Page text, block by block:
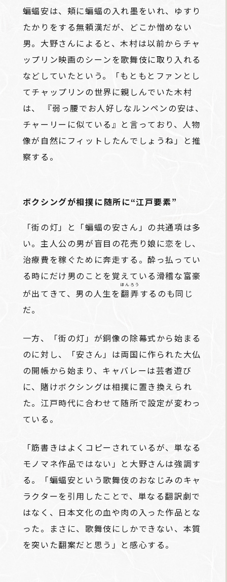
蝙蝠安は、頬に蝙蝠の入れ墨をいれ、ゆすり
たかりをする無頼漢だが、どこか憎めない
男。大野さんによると、木村は以前からチャ
ップリン映画のシーンを歌舞伎に取り入れる
などしていたという。「もともとファンとし
てチャップリンの世界に親しんでいた木村
は、 『弱っ腰でお人好しなルンペンの安は、
チャーリーに似ている』と言っており、人物
像が自然にフィットしたんでしょうね」と推
察する。
ボクシングが相撲に――随所に“江戸要素”
「街の灯」と「蝙蝠の安さん」の共通項は多
い。主人公の男が盲目の花売り娘に恋をし、
治療費を稼ぐために奔走する。酔っ払ってい
る時にだけ男のことを覚えている滑稽な富豪
が出てきて、男の人生を翻弄
ほんろう
するのも同じ
だ。
一方、「街の灯」が銅像の除幕式から始まる
のに対し、「安さん」は両国に作られた大仏
の開帳から始まり、キャバレーは芸者遊び
に、賭けボクシングは相撲に置き換えられ
た。江戸時代に合わせて随所で設定が変わっ
ている。
「筋書きはよくコピーされているが、単なる
モノマネ作品ではない」と大野さんは強調す
る。「蝙蝠安という歌舞伎のおなじみのキャ
ラクターを引用したことで、単なる翻訳劇で
はなく、日本文化の血や肉の入った作品とな
った。まさに、歌舞伎にしかできない、本質
を突いた翻案だと思う」と感心する。